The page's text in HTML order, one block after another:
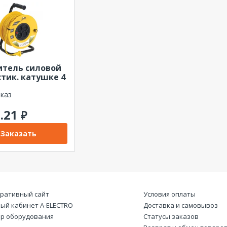
силовой
катушке 4
₽
Заказать
сайт
кабинет А-ELECTRO
оборудования
Условия оплаты
Доставка и самовывоз
Статусы заказов